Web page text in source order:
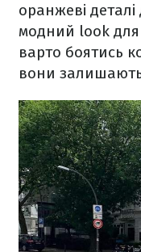
оранжеві
модний look
варто боятись
вони